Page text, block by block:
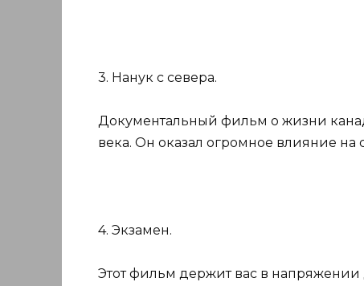
3. Нанук с севера.
Документальный фильм о жизни
века. Он оказал огромное влияние
4. Экзамен.
Этот фильм держит вас в напряжении